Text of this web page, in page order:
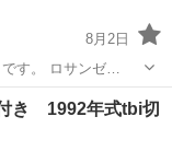
8月2日
エルカミーノです。 ロサンゼ…
き 1992年式tbi切